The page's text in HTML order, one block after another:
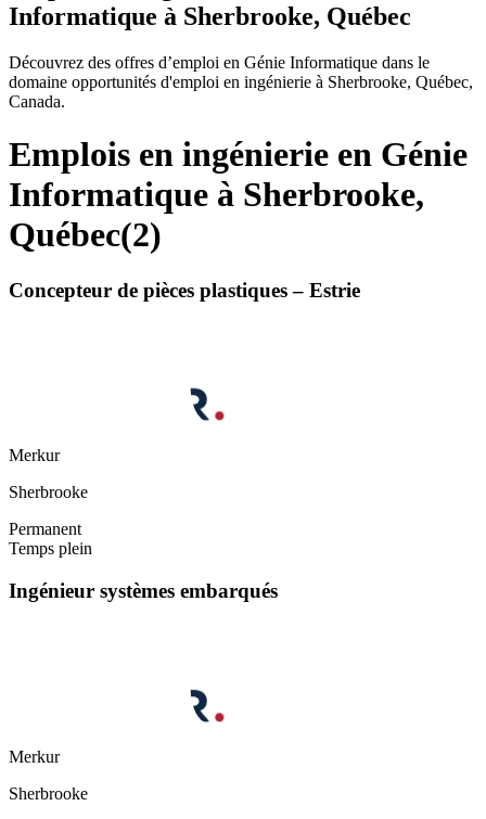
Informatique à Sherbrooke, Québec
Découvrez des offres d’emploi en Génie Informatique dans le
domaine opportunités d'emploi en ingénierie à Sherbrooke, Québec,
Canada.
Emplois en ingénierie en Génie
Informatique à Sherbrooke,
Québec(2)
Concepteur de pièces plastiques – Estrie
Merkur
Sherbrooke
Permanent
Temps plein
Ingénieur systèmes embarqués
Merkur
Sherbrooke